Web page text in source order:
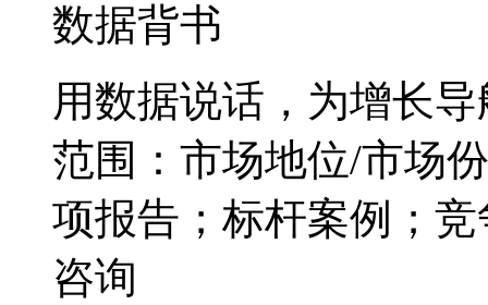
数据背书
用数据说话，为增长导
范围：市场地位/市场
项报告；标杆案例；
咨询